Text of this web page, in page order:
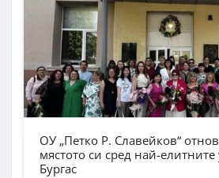
ОУ „Петко Р. Славейков“
мястото си сред най-
Бургас